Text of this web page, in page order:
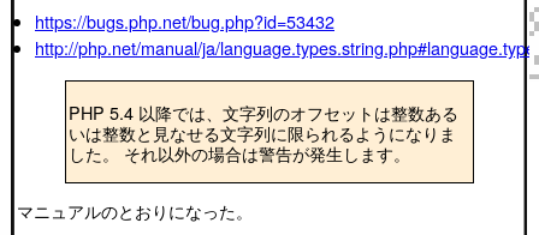
https://bugs.php.net/bug.php?id=53432
http://php.net/manual/ja/
PHP 5.4 以降では、文字列のオフセットは整数ある
いは整数と見なせる文字列に限られるようになりま
した。 それ以外の場合は警告が発生します。
マニュアルのとおりになった。